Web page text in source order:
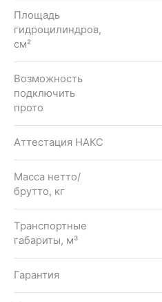
Площадь
гидроцилиндров,
см²
Возможность
подключить
прото
Аттестация НАКС
Масса нетто/
брутто, кг
Транспортные
габариты, м³
Гарантия